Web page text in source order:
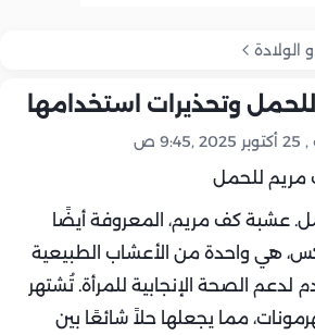
الولادة
وتحذيرات استخدامها
ص
عشبة كف مريم، المعروفة أيضًا
هي واحدة من الأعشاب الطبيعية
لدعم الصحة الإنجابية للمرأة. تُشتهر
مما يجعلها حلاً شائعًا بين